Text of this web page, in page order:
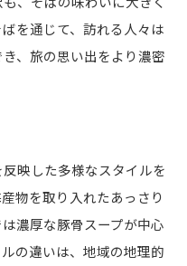
を通じて、訪れる人々は
、旅の思い出をより濃密
映した多様なスタイルを
物を取り入れたあっさり
濃厚な豚骨スープが中心
の違いは、地域の地理的